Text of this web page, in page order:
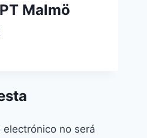
Malmö
no será